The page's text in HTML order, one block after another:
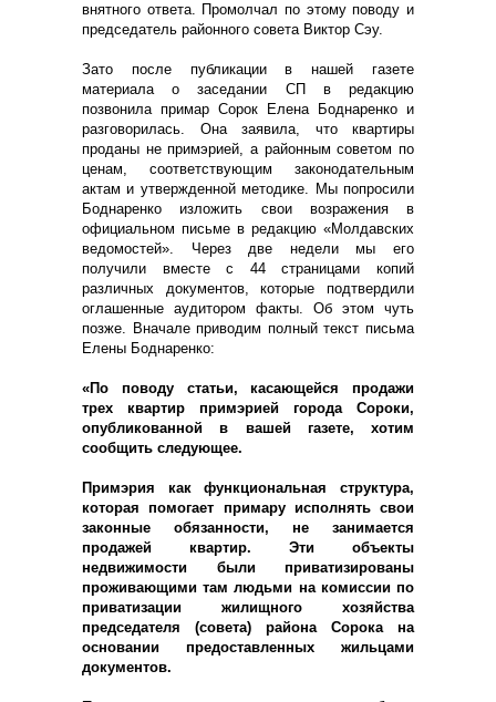
внятного ответа. Промолчал по этому поводу и
председатель районного совета Виктор Сэу.
Зато после публикации в нашей газете
материала о заседании СП в редакцию
позвонила примар Сорок Елена Боднаренко и
разговорилась. Она заявила, что квартиры
проданы не примэрией, а районным советом по
ценам, соответствующим законодательным
актам и утвержденной методике. Мы попросили
Боднаренко изложить свои возражения в
официальном письме в редакцию «Молдавских
ведомостей». Через две недели мы его
получили вместе с 44 страницами копий
различных документов, которые подтвердили
оглашенные аудитором факты. Об этом чуть
позже. Вначале приводим полный текст письма
Елены Боднаренко:
«По поводу статьи, касающейся продажи
трех квартир примэрией города Сороки,
опубликованной в вашей газете, хотим
сообщить следующее.
Примэрия как функциональная структура,
которая помогает примару исполнять свои
законные обязанности, не занимается
продажей квартир. Эти объекты
недвижимости были приватизированы
проживающими там людьми на комиссии по
приватизации жилищного хозяйства
председателя (совета) района Сорока на
основании предоставленных жильцами
документов.